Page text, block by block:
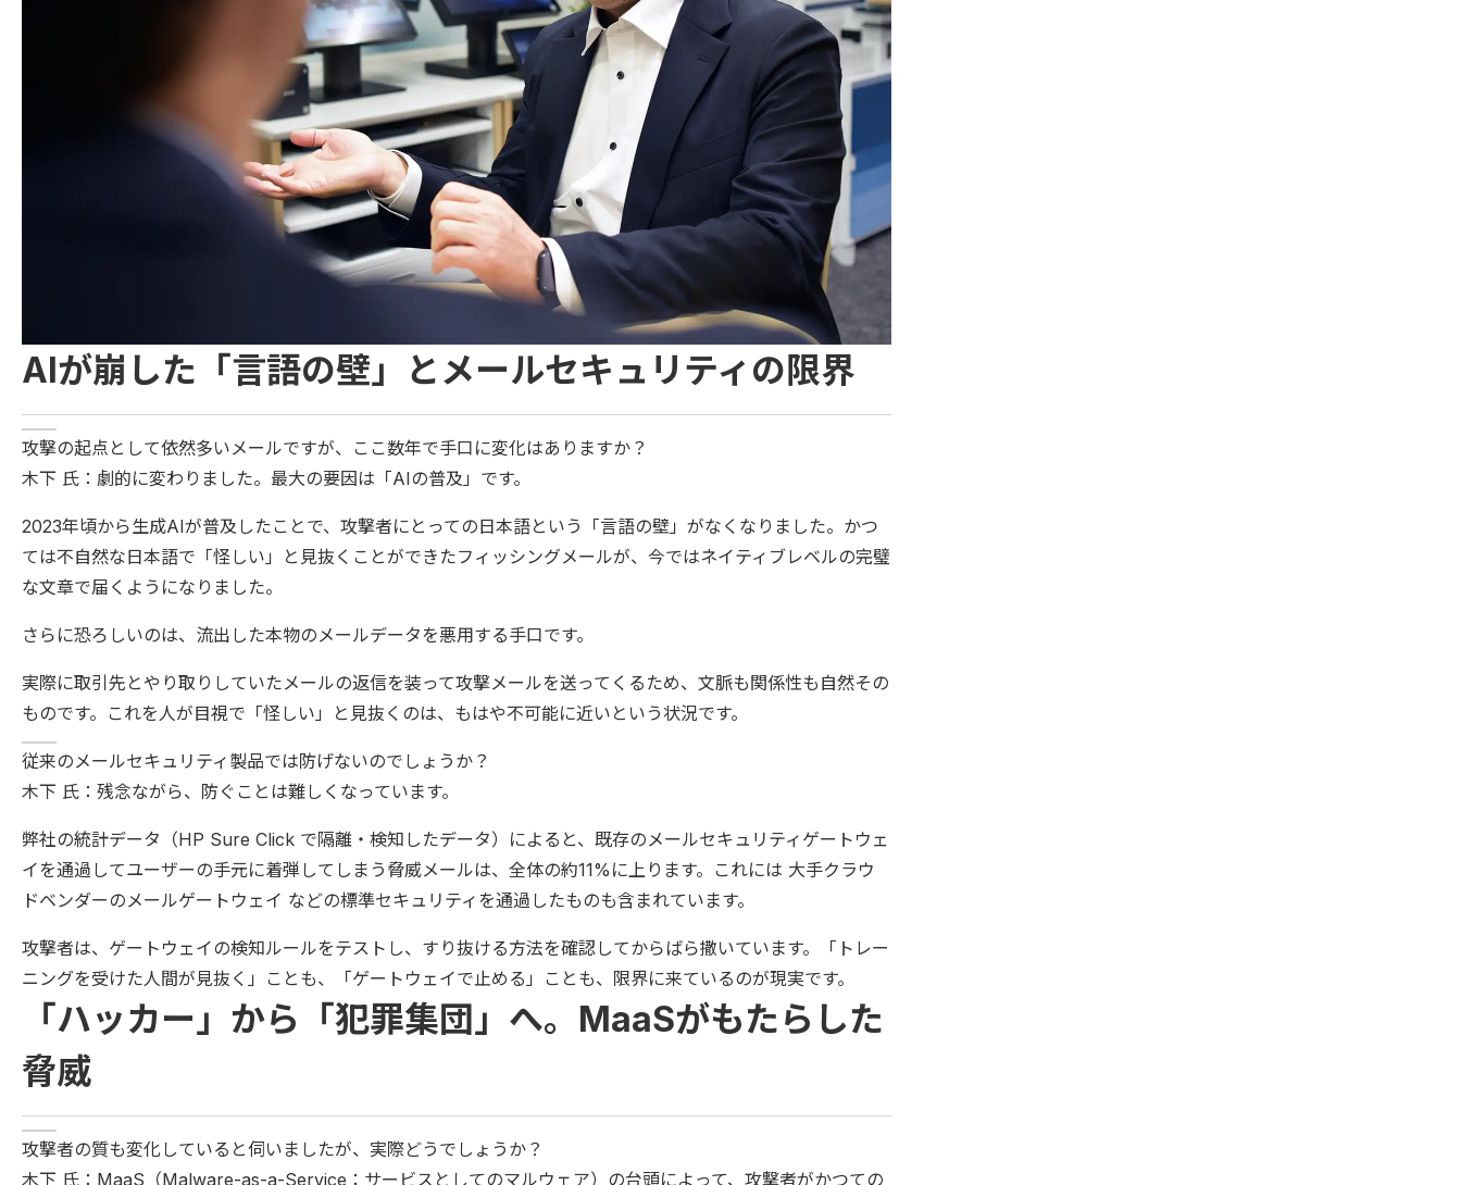
AIが崩した「言語の壁」とメールセキュリティの限界
攻撃の起点として依然多いメールですが、ここ数年で手口に変化はありますか？
木下 氏：劇的に変わりました。最大の要因は「AIの普及」です。
2023年頃から生成AIが普及したことで、攻撃者にとっての日本語という「言語の壁」がなくなりました。かつ
ては不自然な日本語で「怪しい」と見抜くことができたフィッシングメールが、今ではネイティブレベルの完璧
な文章で届くようになりました。
さらに恐ろしいのは、流出した本物のメールデータを悪用する手口です。
実際に取引先とやり取りしていたメールの返信を装って攻撃メールを送ってくるため、文脈も関係性も自然その
ものです。これを人が目視で「怪しい」と見抜くのは、もはや不可能に近いという状況です。
従来のメールセキュリティ製品では防げないのでしょうか？
木下 氏：残念ながら、防ぐことは難しくなっています。
弊社の統計データ（HP Sure Click で隔離・検知したデータ）によると、既存のメールセキュリティゲートウェ
イを通過してユーザーの手元に着弾してしまう脅威メールは、全体の約11%に上ります。これには 大手クラウ
ドベンダーのメールゲートウェイ などの標準セキュリティを通過したものも含まれています。
攻撃者は、ゲートウェイの検知ルールをテストし、すり抜ける方法を確認してからばら撒いています。「トレー
ニングを受けた人間が見抜く」ことも、「ゲートウェイで止める」ことも、限界に来ているのが現実です。
「ハッカー」から「犯罪集団」へ。MaaSがもたらした
脅威
攻撃者の質も変化していると伺いましたが、実際どうでしょうか？
木下 氏：MaaS（Malware-as-a-Service：サービスとしてのマルウェア）の台頭によって、攻撃者がかつての